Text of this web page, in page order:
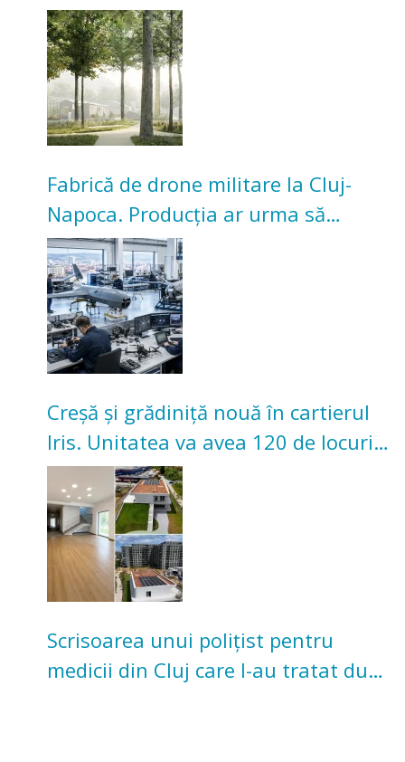
transformarea Grădinii Casei
Universitarilor
Fabrică de drone militare la Cluj-
Napoca. Producția ar urma să
înceapă în toamna acestui an
Creșă și grădiniță nouă în cartierul
Iris. Unitatea va avea 120 de locuri
pentru copii
Scrisoarea unui polițist pentru
medicii din Cluj care l-au tratat după